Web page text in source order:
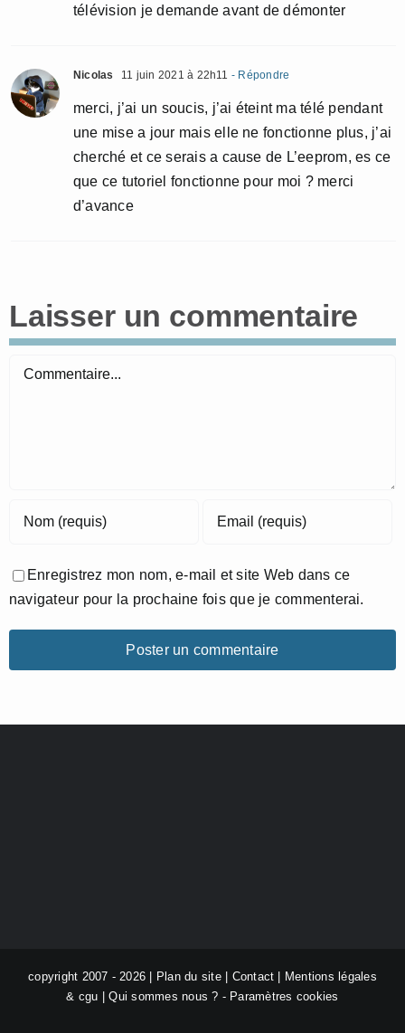
télévision je demande avant de démonter
Nicolas 11 juin 2021 à 22h11 - Répondre
merci, j’ai un soucis, j’ai éteint ma télé pendant
une mise a jour mais elle ne fonctionne plus, j’ai
cherché et ce serais a cause de L’eeprom, es ce
que ce tutoriel fonctionne pour moi ? merci
d’avance
Laisser un commentaire
Commentaire
Enregistrez mon nom, e-mail et site Web dans ce
navigateur pour la prochaine fois que je commenterai.
copyright 2007 - 2026 | Plan du site| Contact
Mentions légales
& cgu |Qui sommes nous ? - Paramètres cookies